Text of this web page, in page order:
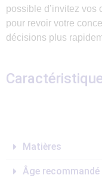
possible d’invitez vos
pour revoir votre
décisions plus
Matières
Âge recommandé